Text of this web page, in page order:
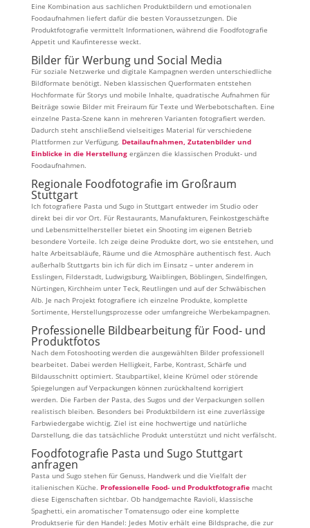
Eine Kombination aus sachlichen Produktbildern und emotionalen
Foodaufnahmen liefert dafür die besten Voraussetzungen. Die
Produktfotografie vermittelt Informationen, während die Foodfotografie
Appetit und Kaufinteresse weckt.
Bilder für Werbung und Social Media
Für soziale Netzwerke und digitale Kampagnen werden unterschiedliche
Bildformate benötigt. Neben klassischen Querformaten entstehen
Hochformate für Storys und mobile Inhalte, quadratische Aufnahmen für
Beiträge sowie Bilder mit Freiraum für Texte und Werbebotschaften. Eine
einzelne Pasta-Szene kann in mehreren Varianten fotografiert werden.
Dadurch steht anschließend vielseitiges Material für verschiedene
Plattformen zur Verfügung. Detailaufnahmen, Zutatenbilder und
Einblicke in die Herstellungergänzen die klassischen Produkt- und
Foodaufnahmen.
Regionale Foodfotografie im Großraum
Stuttgart
Ich fotografiere Pasta und Sugo in Stuttgart entweder im Studio oder
direkt bei dir vor Ort. Für Restaurants, Manufakturen, Feinkostgeschäfte
und Lebensmittelhersteller bietet ein Shooting im eigenen Betrieb
besondere Vorteile. Ich zeige deine Produkte dort, wo sie entstehen, und
halte Arbeitsabläufe, Räume und die Atmosphäre authentisch fest. Auch
außerhalb Stuttgarts bin ich für dich im Einsatz – unter anderem in
Esslingen, Filderstadt, Ludwigsburg, Waiblingen, Böblingen, Sindelfingen,
Nürtingen, Kirchheim unter Teck, Reutlingen und auf der Schwäbischen
Alb. Je nach Projekt fotografiere ich einzelne Produkte, komplette
Sortimente, Herstellungsprozesse oder umfangreiche Werbekampagnen.
Professionelle Bildbearbeitung für Food- und
Produktfotos
Nach dem Fotoshooting werden die ausgewählten Bilder professionell
bearbeitet. Dabei werden Helligkeit, Farbe, Kontrast, Schärfe und
Bildausschnitt optimiert. Staubpartikel, kleine Krümel oder störende
Spiegelungen auf Verpackungen können zurückhaltend korrigiert
werden. Die Farben der Pasta, des Sugos und der Verpackungen sollen
realistisch bleiben. Besonders bei Produktbildern ist eine zuverlässige
Farbwiedergabe wichtig. Ziel ist eine hochwertige und natürliche
Darstellung, die das tatsächliche Produkt unterstützt und nicht verfälscht.
Foodfotografie Pasta und Sugo Stuttgart
anfragen
Pasta und Sugo stehen für Genuss, Handwerk und die Vielfalt der
italienischen Küche. Professionelle Food- und Produktfotografiemacht
diese Eigenschaften sichtbar. Ob handgemachte Ravioli, klassische
Spaghetti, ein aromatischer Tomatensugo oder eine komplette
Produktserie für den Handel: Jedes Motiv erhält eine Bildsprache, die zur